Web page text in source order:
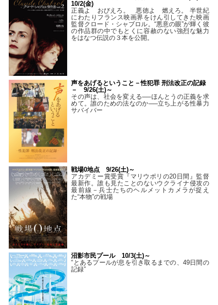
10/2(金)
正義よ おびえろ。 悪徳よ 燃えろ。 半世紀
にわたりフランス映画界をけん引してきた映画
監督クロード・シャブロル。“悪意の眼”が輝く彼
の作品群の中でもとくに容赦のない強烈な魅力
をはなつ伝説の３本を公開。
声をあげるということ－性犯罪 刑法改正の記録
－ 9/26(土)～
その声は、社会を変える──ほんとうの正義を求
めて。誰のための法なのか──立ち上がる性暴力
サバイバー
戦場0地点 9/26(土)～
アカデミー賞受賞『マリウポリの20日間』監督
最新作。誰も見たことのないウクライナ侵攻の
最前線－兵士たちのヘルメットカメラが捉え
た“本物”の戦場
沼影市民プール 10/3(土)～
“とあるプールが息を引き取るまでの、49日間の
記録”